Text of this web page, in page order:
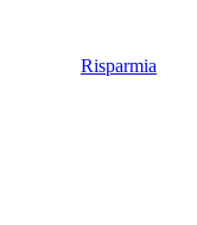
Risparmia